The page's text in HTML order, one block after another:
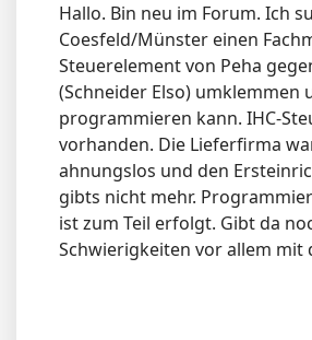
Hallo. Bin neu im Forum. Ich
Coesfeld/Münster einen
Steuerelement von Peha
(Schneider Elso) umklemmen
programmieren kann. IHC-
vorhanden. Die Lieferfirma
ahnungslos und den
gibts nicht mehr.
ist zum Teil erfolgt. Gibt da
Schwierigkeiten vor allem mit